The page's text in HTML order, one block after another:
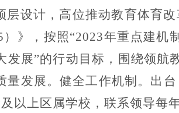
层设计，高位推动教育体育
）》，按照“2023年重点建机
发展”的行动目标，围绕领航
量发展。健全工作机制。 出
以上区属学校，联系领导每